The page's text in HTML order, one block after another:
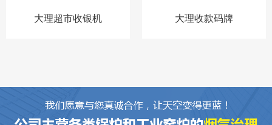
大理超市收银机 大理收款码牌